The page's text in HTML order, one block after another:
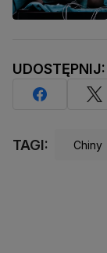
UDOSTĘPNIJ:
TAGI: Chiny